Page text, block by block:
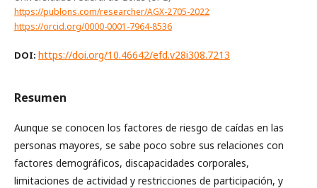
https://publons.com/researcher/AGX-2705-2022
https://orcid.org/0000-0001-7964-8536
DOI: https://doi.org/10.46642/efd.v28i308.7213
Resumen
Aunque se conocen los factores de riesgo de caídas en las
personas mayores, se sabe poco sobre sus relaciones con
factores demográficos, discapacidades corporales,
limitaciones de actividad y restricciones de participación, y